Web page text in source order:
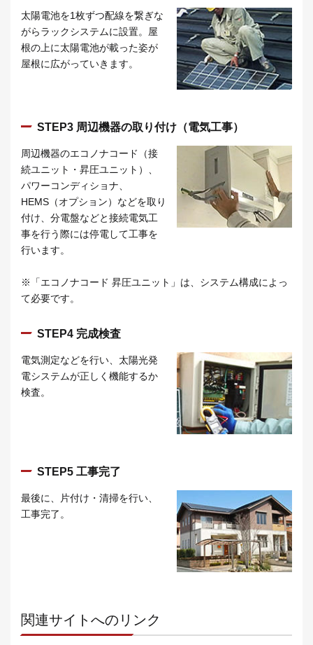
太陽電池を1枚ずつ配線を繋ぎな
がらラックシステムに設置。屋
根の上に太陽電池が載った姿が
屋根に広がっていきます。
STEP3 周辺機器の取り付け（電気工事）
周辺機器のエコノナコード（接
続ユニット・昇圧ユニット）、
パワーコンディショナ、
HEMS（オプション）などを取り
付け、分電盤などと接続電気工
事を行う際には停電して工事を
行います。
※「エコノナコード 昇圧ユニット」は、システム構成によっ
て必要です。
STEP4 完成検査
電気測定などを行い、太陽光発
電システムが正しく機能するか
検査。
STEP5 工事完了
最後に、片付け・清掃を行い、
工事完了。
関連サイトへのリンク